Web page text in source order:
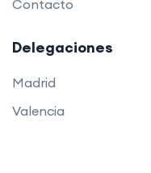
Contacto
Delegaciones
Madrid
Valencia